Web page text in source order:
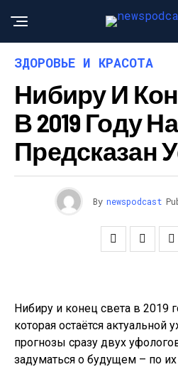
ЗДОРОВЬЕ И КРАСОТА
Нибиру И
В 2019 Году
Предсказан
By newspodcast
Нибиру и конец света в 2019
которая остаётся актуальной
прогнозы сразу двух
задуматься о будущем – по